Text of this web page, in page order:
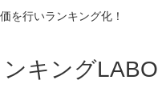
を行いランキング化！
キングLABO